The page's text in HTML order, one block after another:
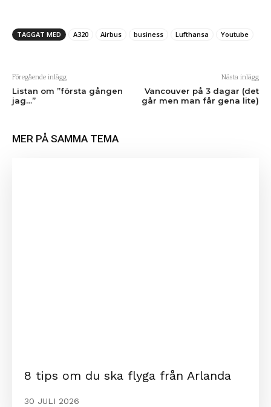
TAGGAT MED A320 Airbus business Lufthansa Youtube
Föregående inlägg
Listan om ”första gången
jag…”
Nästa inlägg
Vancouver på 3 dagar (det
går men man får gena lite)
MER PÅ SAMMA TEMA
8 tips om du ska flyga från Arlanda
30 JULI 2026